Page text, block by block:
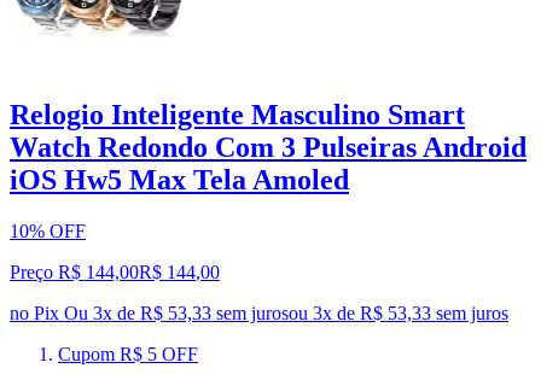
Relogio Inteligente Masculino Smart
Watch Redondo Com 3 Pulseiras Android
iOS Hw5 Max Tela Amoled
10% OFF
Preço R$ 144,00R$ 144,00
no Pix Ou 3x de R$ 53,33 sem jurosou 3x de R$ 53,33 sem juros
Cupom R$ 5 OFF